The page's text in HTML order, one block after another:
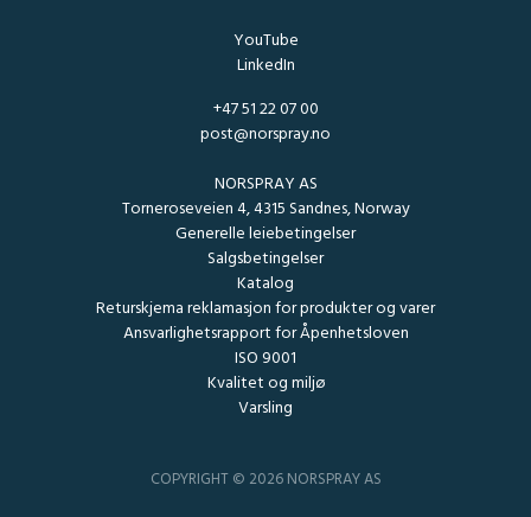
YouTube
LinkedIn
+47 51 22 07 00
post@norspray.no
NORSPRAY AS
Torneroseveien 4, 4315 Sandnes, Norway
Generelle leiebetingelser
Salgsbetingelser
Katalog
Returskjema reklamasjon for produkter og varer
Ansvarlighetsrapport for Åpenhetsloven
ISO 9001
Kvalitet og miljø
Varsling
COPYRIGHT © 2026 NORSPRAY AS